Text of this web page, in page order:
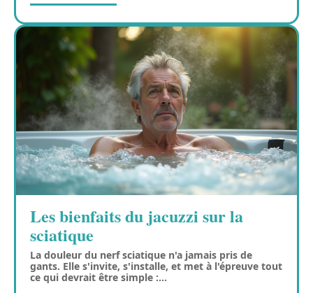
Les bienfaits du jacuzzi sur la
sciatique
La douleur du nerf sciatique n'a jamais pris de
gants. Elle s'invite, s'installe, et met à l'épreuve tout
ce qui devrait être simple :…